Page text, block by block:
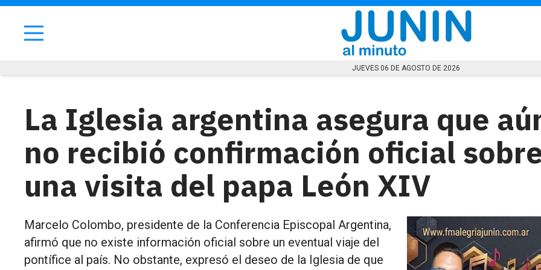
JUEVES 06 DE AGOSTO DE 2026
La Iglesia argentina asegura que
no recibió confirmación oficial
una visita del papa León XIV
Marcelo Colombo, presidente de la Conferencia Episcopal Argentina,
afirmó que no existe información oficial sobre un eventual viaje del
pontífice al país. No obstante, expresó el deseo de la Iglesia de que